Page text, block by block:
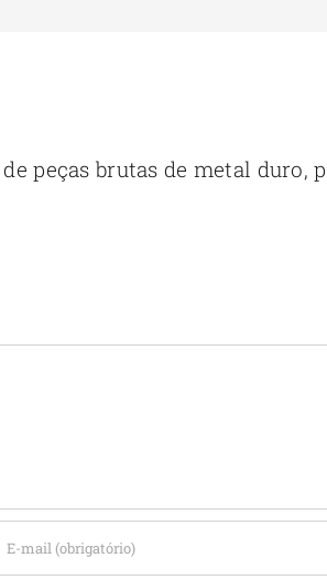
peças brutas de metal